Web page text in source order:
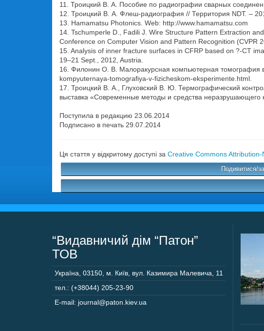
11. Троицкий В. А. Пособие по радиографии сварных
12. Троицкий В. А. Флеш-радиография // Территория NDT. –
13. Hamamatsu Photonics. Web: http://www.hamamatsu.com
14. Tschumperle D., Fadili J. Wire Structure Pattern Extraction
Conference on Computer Vision and Pattern Recognition (CVPR
15. Analysis of inner fracture surfaces in CFRP based on ?-CT
19–21 Sept., 2012, Austria.
16. Филонин О. В. Малоракурсная компьютерная томография
kompyuternaya-tomografiya-v-fizicheskom-eksperimente.html.
17. Троицкий В. А., Глуховский В. Ю. Термографический
выставка «Современные методы и средства неразрушающего
Поступила в редакцию 23.06.2014
Подписано в печать 29.07.2014
Ця стаття у відкритому доступі за Creative Commons
Подивитися/
“Видавничий дім “Патон”
ТОВ
Україна 03150 м. Київ, вул. Казимира Малевича, 11
тел.: (+38044) 205-23-90
E-mail: journal@paton.kiev.ua